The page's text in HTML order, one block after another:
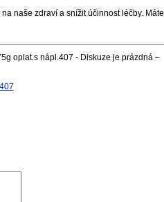
naše zdraví a snížit účinnost léčby. Máte
oplat.s nápl.407 - Diskuze je prázdná –